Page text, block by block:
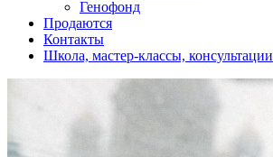
Генофонд
Продаются
Контакты
Школа, мастер-классы, консультации